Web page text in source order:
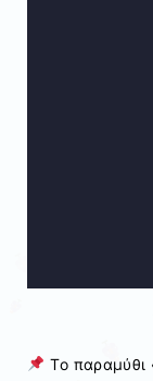
Το παραμύθι